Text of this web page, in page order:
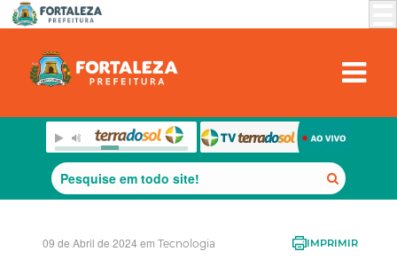
09 de Abril de 2024 em Tecnologia IMPRIMIR